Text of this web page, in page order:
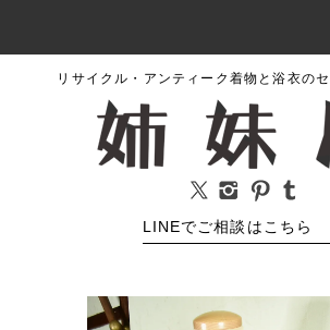
リサイクル・アンティーク着物と浴衣の
LINEでご相談はこちら